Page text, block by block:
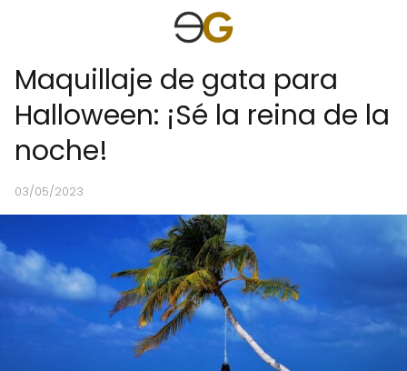
Maquillaje de gata para
Halloween: ¡Sé la reina de la
noche!
03/05/2023